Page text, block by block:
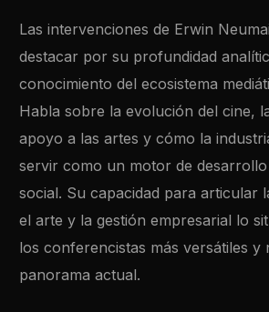
Las intervenciones de Erwin
destacar por su profundidad
conocimiento del ecosistema
Habla sobre la evolución del cine,
apoyo a las artes y cómo la
servir como un motor de
social. Su capacidad para articular
el arte y la gestión empresarial lo
los conferencistas más versátiles y
panorama actual.